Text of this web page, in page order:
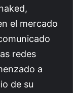
el mercado
redes
a
de su